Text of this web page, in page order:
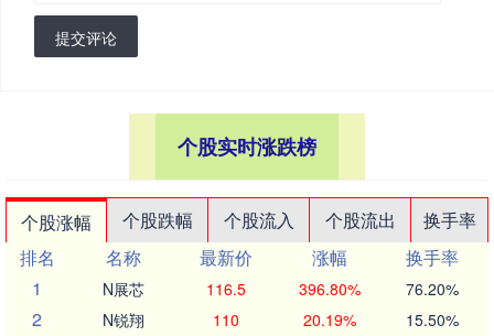
提交评论
个股实时涨跌榜
个股涨幅 个股跌幅 个股流入 个股流出
换手率
排名
名称 最新价 涨幅
换手率
1
N展芯 116.5 396.80% 76.20%
2 N锐翔 110 20.19% 15.50%